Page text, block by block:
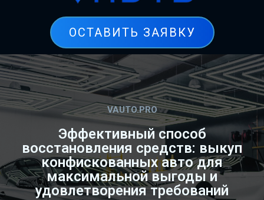
ОСТАВИТЬ ЗАЯВКУ
VAUTO.PRO
Эффективный способ
восстановления средств: выкуп
конфискованных авто для
максимальной выгоды и
удовлетворения требований